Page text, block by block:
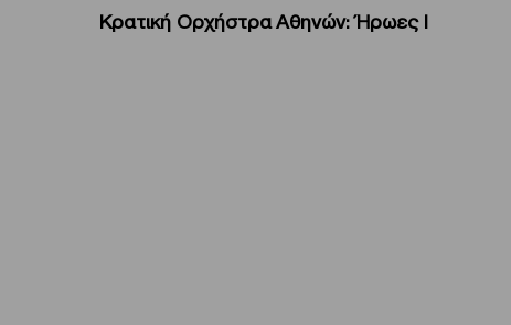
Κρατική Ορχήστρα Αθηνών: Ήρωες Ι